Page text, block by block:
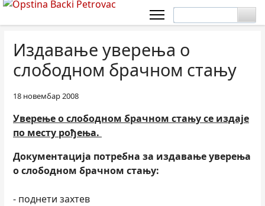
Издавање уверења о
слободном брачном стању
18 новембар 2008
Уверење о слободном брачном стању се издаје
по месту рођења.
Документација потребна за издавање уверења
о слободном брачном стању:
- поднети захтев